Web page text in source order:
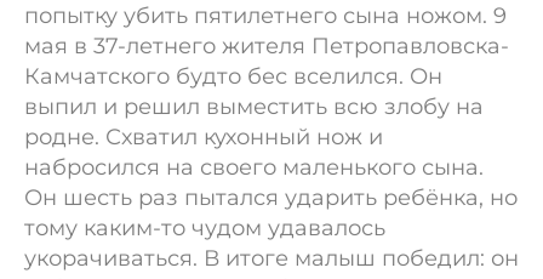
попытку убить пятилетнего сына ножом. 9
мая в 37-летнего жителя Петропавловска-
Камчатского будто бес вселился. Он
выпил и решил выместить всю злобу на
родне. Схватил кухонный нож и
набросился на своего маленького сына.
Он шесть раз пытался ударить ребёнка, но
тому каким-то чудом удавалось
укорачиваться. В итоге малыш победил: он